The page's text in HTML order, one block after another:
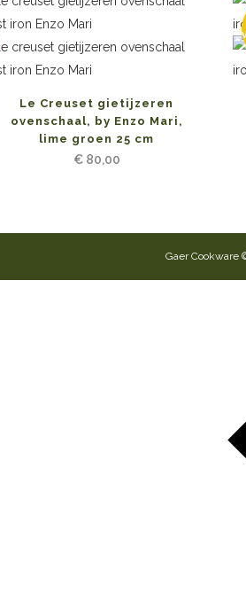
Le Creuset gietijzeren
ovenschaal, by Enzo Mari,
lime groen 25 cm
€80,00
Gaer Cookware